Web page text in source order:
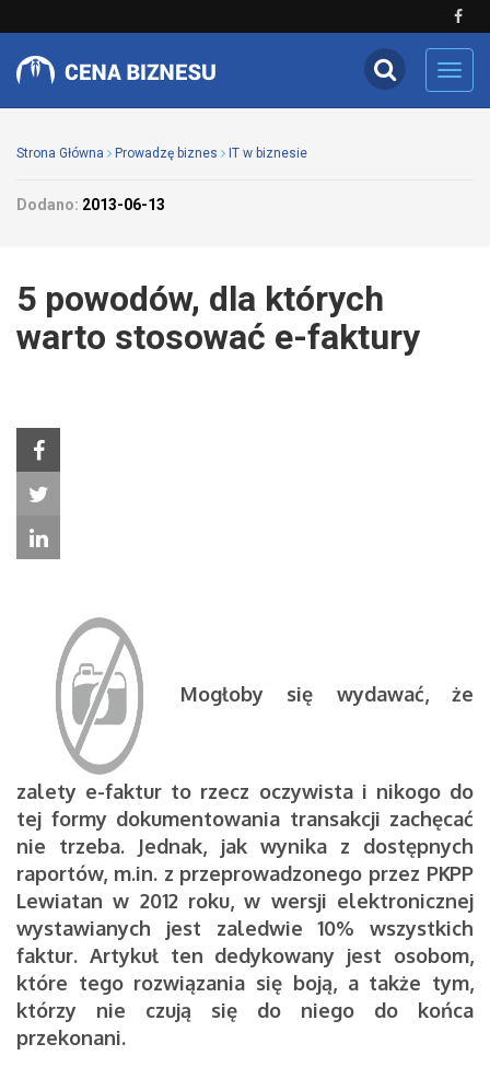
Strona Główna Prowadzę biznes IT w biznesie
Dodano: 2013-06-13
5 powodów, dla których
warto stosować e-faktury
Mogłoby się wydawać, że
zalety e-faktur to rzecz oczywista i nikogo do
tej formy dokumentowania transakcji zachęcać
nie trzeba. Jednak, jak wynika z dostępnych
raportów, m.in. z przeprowadzonego przez PKPP
Lewiatan w 2012 roku, w wersji elektronicznej
wystawianych jest zaledwie 10% wszystkich
faktur. Artykuł ten dedykowany jest osobom,
które tego rozwiązania się boją, a także tym,
którzy nie czują się do niego do końca
przekonani.